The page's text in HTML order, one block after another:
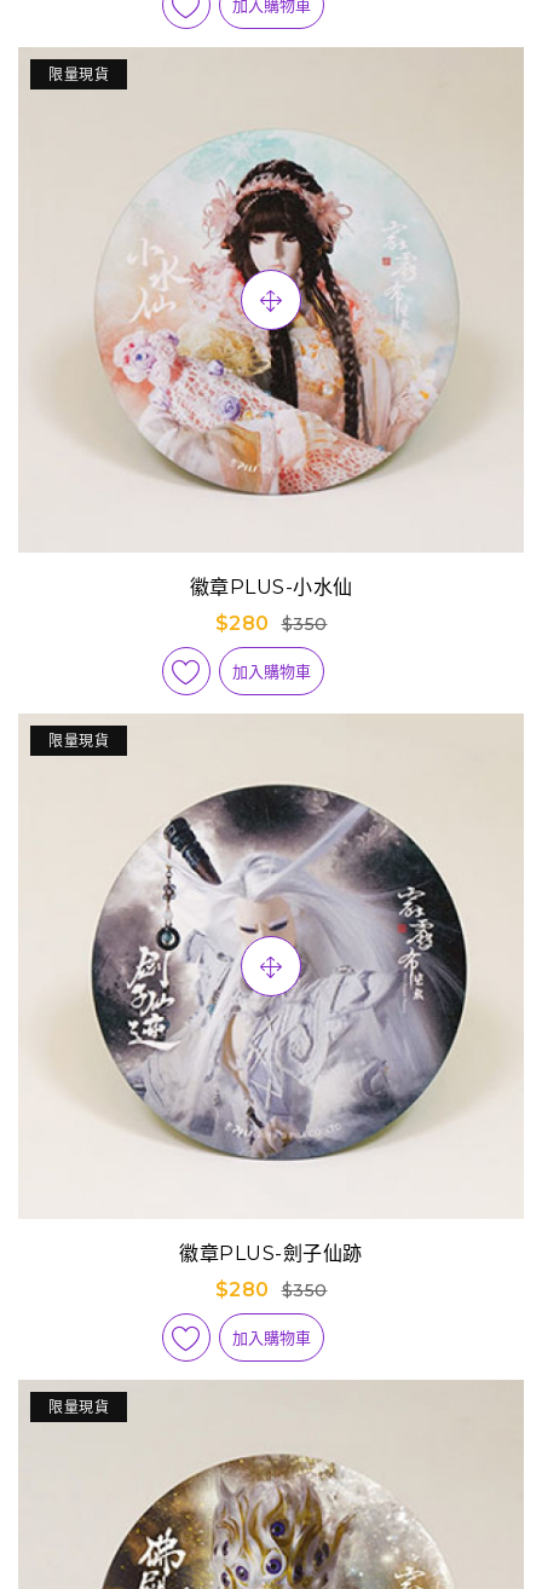
加入購物車
限量現貨
徽章PLUS-小水仙
$280
$350
加入購物車
限量現貨
徽章PLUS-劍子仙跡
$280
$350
加入購物車
限量現貨